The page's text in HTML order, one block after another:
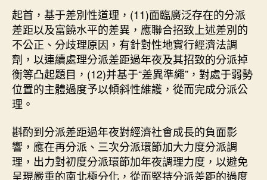
起首，基于差別性道理，(11)面臨廣泛存在的分派
差距以及富饒水平的差異，應聯合招致上述差別的
不公正、分歧理原因，有針對性地實行經濟法調
劑，以連續處理分派差距過年夜及其招致的分派掉
衡等凸起題目，(12)并基于“差異準繩”，對處于弱勢
位置的主體過度予以傾斜性維護，從而完成分派公
理。
斟酌到分派差距過年夜對經濟社會成長的負面影
響，應在再分派、三次分派環節加大力度分派調
理，出力對初度分派環節加年夜調理力度，以避免
呈現嚴重的南北極分化，從而堅持分派差距的過度